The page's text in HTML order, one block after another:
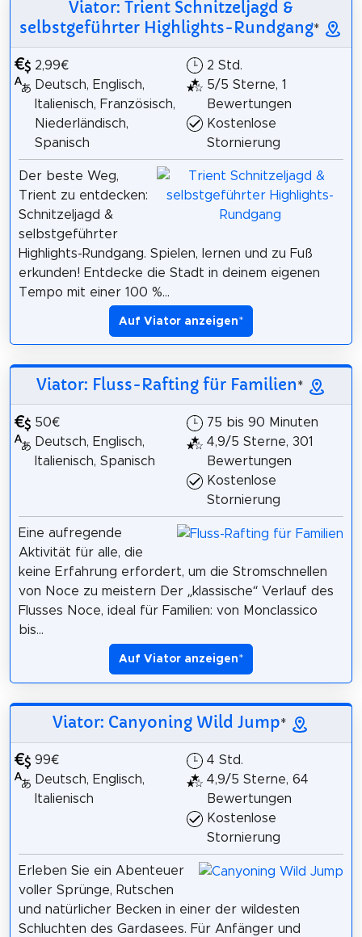
Viator: Trient Schnitzeljagd &
selbstgeführter Highlights-Rundgang*
2,99€
Deutsch, Englisch,
Italienisch, Französisch,
Niederländisch,
Spanisch
2 Std.
5/5 Sterne, 1
Bewertungen
Kostenlose
Stornierung
Der beste Weg,
Trient zu entdecken:
Schnitzeljagd &
selbstgeführter
Highlights-Rundgang. Spielen, lernen und zu Fuß
erkunden! Entdecke die Stadt in deinem eigenen
Tempo mit einer 100 %...
Auf Viator anzeigen*
Viator: Fluss-Rafting für Familien*
50€
Deutsch, Englisch,
Italienisch, Spanisch
75 bis 90 Minuten
4,9/5 Sterne, 301
Bewertungen
Kostenlose
Stornierung
Eine aufregende
Aktivität für alle, die
keine Erfahrung erfordert, um die Stromschnellen
von Noce zu meistern Der „klassische“ Verlauf des
Flusses Noce, ideal für Familien: von Monclassico
bis...
Auf Viator anzeigen*
Viator: Canyoning Wild Jump*
99€
Deutsch, Englisch,
Italienisch
4 Std.
4,9/5 Sterne, 64
Bewertungen
Kostenlose
Stornierung
Erleben Sie ein Abenteuer
voller Sprünge, Rutschen
und natürlicher Becken in einer der wildesten
Schluchten des Gardasees. Für Anfänger und